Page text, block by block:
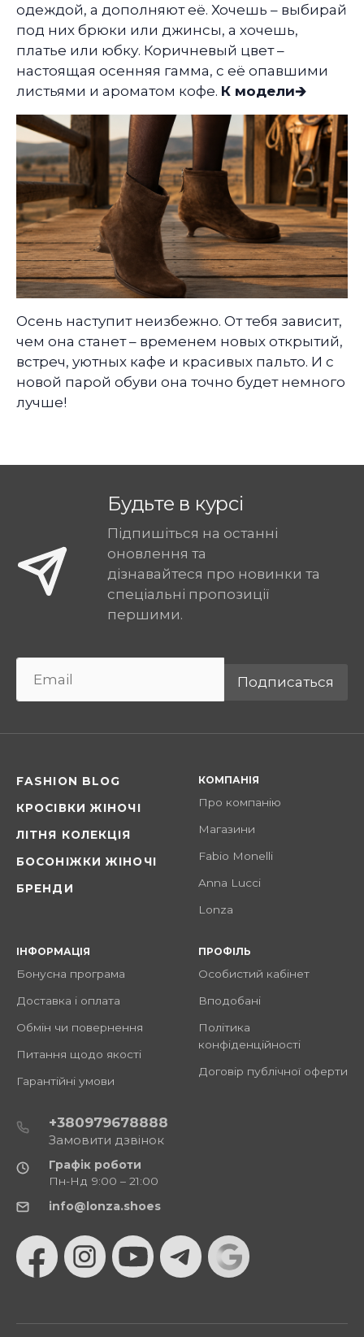
одеждой, а дополняют её. Хочешь – выбирай
под них брюки или джинсы, а хочешь,
платье или юбку. Коричневый цвет –
настоящая осенняя гамма, с её опавшими
листьями и ароматом кофе. К модели🡲
Осень наступит неизбежно. От тебя зависит,
чем она станет – временем новых открытий,
встреч, уютных кафе и красивых пальто. И с
новой парой обуви она точно будет немного
лучше!
Будьте в курсі
Підпишіться на останні
оновлення та
дізнавайтеся про новинки та
спеціальні пропозиції
першими.
Подписаться
FASHION BLOG
КРОСІВКИ ЖІНОЧІ
ЛІТНЯ КОЛЕКЦІЯ
БОСОНІЖКИ ЖІНОЧІ
БРЕНДИ
КОМПАНІЯ
Про компанію
Магазини
Fabio Monelli
Anna Lucci
Lonza
ІНФОРМАЦІЯ
Бонусна програма
Доставка і оплата
Обмін чи повернення
Питання щодо якості
Гарантійні умови
ПРОФІЛЬ
Особистий кабінет
Вподобані
Політика
конфіденційності
Договір публічної оферти
+380979678888
Замовити дзвінок
Графік роботи
Пн-Нд 9:00 – 21:00
info@lonza.shoes